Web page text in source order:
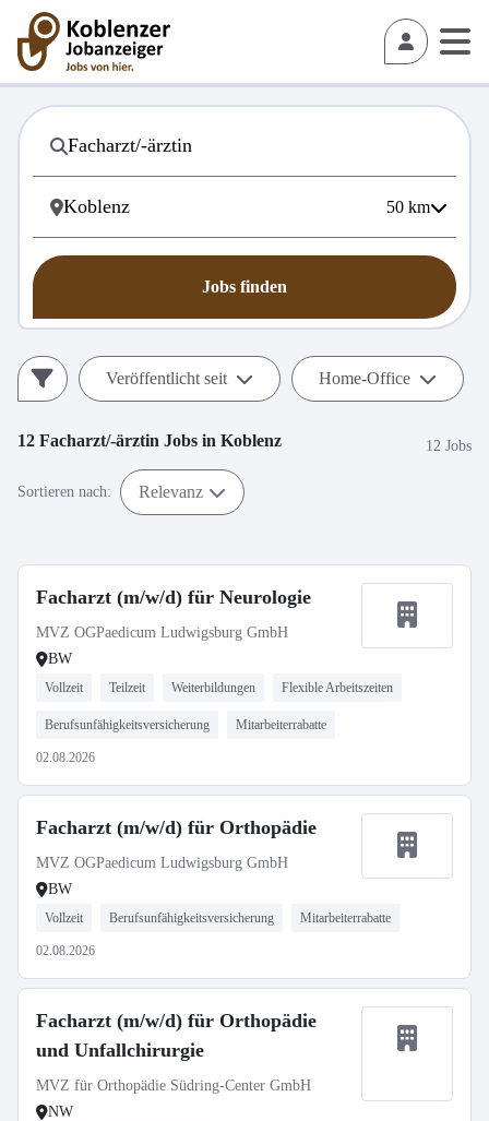
50 km
Jobs finden
Veröffentlicht seit Home-Office
12 Facharzt/-ärztin Jobs in Koblenz 12 Jobs
Sortieren nach: Relevanz
Facharzt (m/w/d) für Neurologie
MVZ OGPaedicum Ludwigsburg GmbH
BW
Vollzeit Teilzeit Weiterbildungen Flexible Arbeitszeiten
Berufsunfähigkeitsversicherung Mitarbeiterrabatte
02.08.2026
Facharzt (m/w/d) für Orthopädie
MVZ OGPaedicum Ludwigsburg GmbH
BW
Vollzeit Berufsunfähigkeitsversicherung Mitarbeiterrabatte
02.08.2026
Facharzt (m/w/d) für Orthopädie
und Unfallchirurgie
MVZ für Orthopädie Südring-Center GmbH
NW